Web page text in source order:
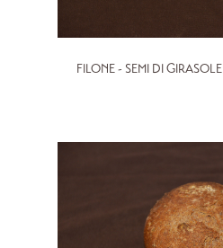
FILONE - SEMI DI GIRASOLE